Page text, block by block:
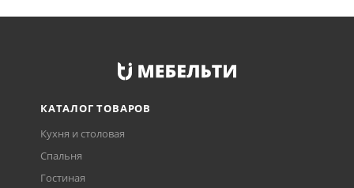
КАТАЛОГ ТОВАРОВ
Кухня и столовая
Спальня
Гостиная